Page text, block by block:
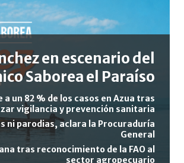
en escenario del
Saborea el Paraíso
un 82 % de los casos en Azua tras
vigilancia y prevención sanitaria
ni parodias, aclara la Procuraduría
General
tras reconocimiento de la FAO al
sector agropecuario